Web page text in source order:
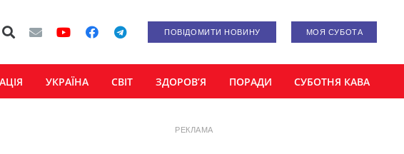
ПОВІДОМИТИ НОВИНУ МОЯ СУБОТА
УКРАЇНА СВІТ ЗДОРОВ’Я ПОРАДИ СУБОТНЯ КАВА
РЕКЛАМА